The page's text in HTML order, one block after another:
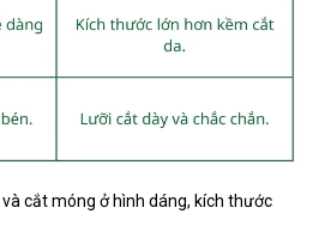
cắt móng ở hình dáng, kích thước